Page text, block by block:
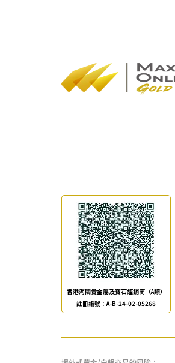
香港海關貴金屬及寶石經銷商（A類）
註冊編號：A-B-24-02-05268